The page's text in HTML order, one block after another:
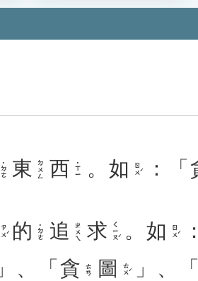
˙ㄉㄜ 東 ㄉㄨㄥ 西 ˙ㄒㄧ 。如 ㄖㄨˊ ：「
ㄗㄨˊ 的 ˙ㄉㄜ 追 ㄓㄨㄟ 求 ㄑㄧㄡˊ 。如 ㄖㄨˊ
」、「 貪 ㄊㄢ 圖 ㄊㄨˊ
」、